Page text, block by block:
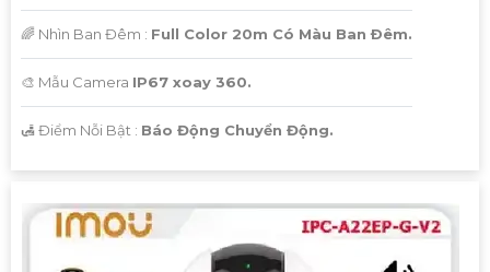
🌈 Nhìn Ban Đêm : Full Color 20m Có Màu Ban Ðêm.
🎨 Mẫu Camera IP67 xoay 360.
️🛃 Điểm Nỗi Bật : Báo Động Chuyển Động.